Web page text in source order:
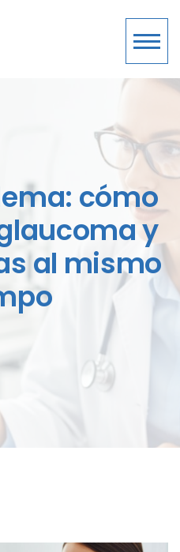
cómo
y
al mismo